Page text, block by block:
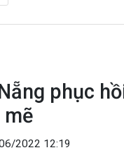
phục
2022 12:19